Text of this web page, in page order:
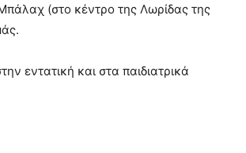
(στο κέντρο της Λωρίδας της
εντατική και στα παιδιατρικά